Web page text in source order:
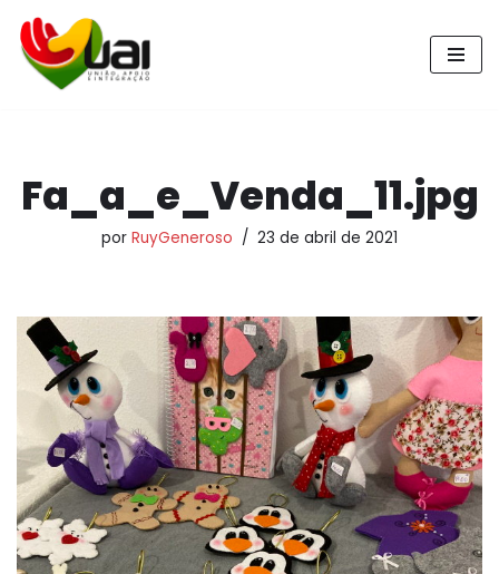
Pular
para
Fa_a_e_Venda_11.jpg
por RuyGeneroso 23 de abril de 2021